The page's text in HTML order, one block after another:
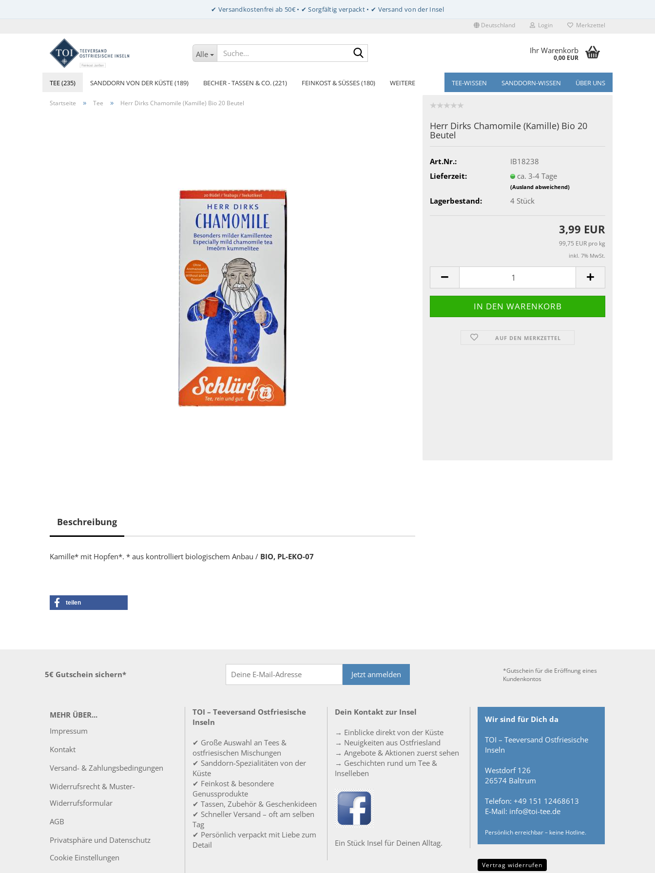
Deutschland Login Merkzettel
Alle Ihr Warenkorb
0,00 EUR
TEE (235) SANDDORN VON DER KÜSTE (189) BECHER - TASSEN & CO. (221) FEINKOST & SÜSSES (180) TEE-WISSEN SANDDORN-WISSEN ÜBER UNS
WEITERE
Startseite » Tee » Herr Dirks Chamomile (Kamille) Bio 20 Beutel
Herr Dirks Chamomile (Kamille) Bio 20
Beutel
Art.Nr.:
IB18238
Lieferzeit:
ca. 3-4 Tage
(Ausland abweichend)
Lagerbestand: 4 Stück
3,99 EUR
99,75 EUR pro kg
inkl. 7% MwSt.
AUF DEN MERKZETTEL
Beschreibung
Kamille* mit Hopfen*. * aus kontrolliert biologischem Anbau / BIO, PL-EKO-07
teilen
5€ Gutschein sichern* Jetzt anmelden
*Gutschein für die Eröffnung eines
Kundenkontos
MEHR ÜBER...
Impressum
Kontakt
Versand- & Zahlungsbedingungen
Widerrufsrecht & Muster-
Widerrufsformular
AGB
Privatsphäre und Datenschutz
Cookie Einstellungen
TOI – Teeversand Ostfriesische
Inseln
✔ Große Auswahl an Tees &
ostfriesischen Mischungen
✔ Sanddorn-Spezialitäten von der
Küste
✔ Feinkost & besondere
Genussprodukte
✔ Tassen, Zubehör & Geschenkideen
✔ Schneller Versand – oft am selben
Tag
✔ Persönlich verpackt mit Liebe zum
Detail
Dein Kontakt zur Insel
→ Einblicke direkt von der Küste
→ Neuigkeiten aus Ostfriesland
→ Angebote & Aktionen zuerst sehen
→ Geschichten rund um Tee &
Inselleben
Ein Stück Insel für Deinen Alltag.
Wir sind für Dich da
TOI – Teeversand Ostfriesische
Inseln
Westdorf 126
26574 Baltrum
Telefon: +49 151 12468613
E-Mail: info@toi-tee.de
Persönlich erreichbar – keine Hotline.
Vertrag widerrufen